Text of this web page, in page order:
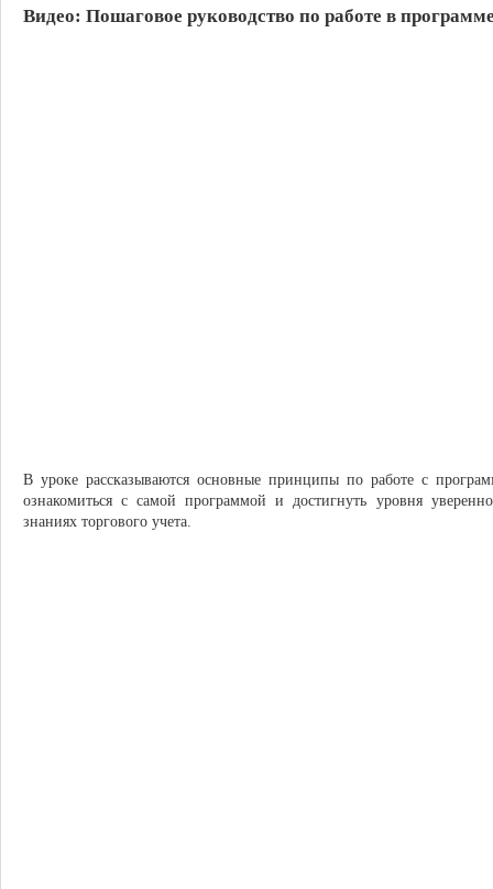
Видео: Пошаговое руководство по работе в
В уроке рассказываются основные принципы по работе с
ознакомиться с самой программой и достигнуть уровня
знаниях торгового учета.